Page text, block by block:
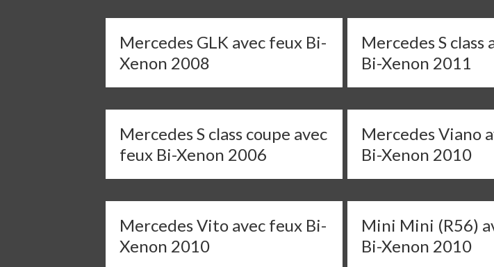
Mercedes GLK avec feux Bi-
Xenon 2008
Mercedes S class
Bi-Xenon 2011
Mercedes S class coupe avec
feux Bi-Xenon 2006
Mercedes Viano
Bi-Xenon 2010
Mercedes Vito avec feux Bi-
Xenon 2010
Mini Mini (R56)
Bi-Xenon 2010